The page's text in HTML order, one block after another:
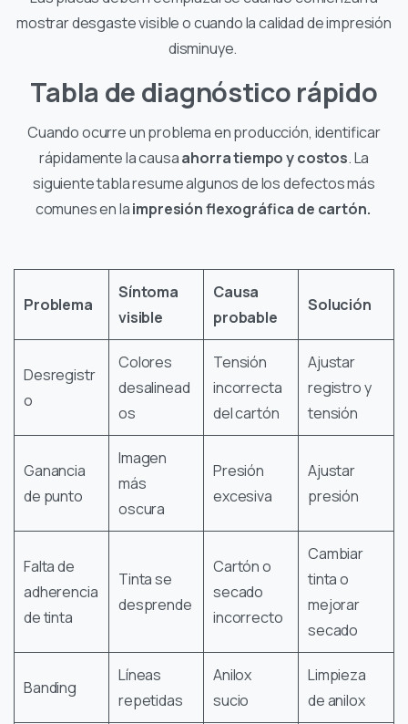
mostrar desgaste visible o cuando la calidad de impresión
disminuye.
Tabla de diagnóstico rápido
Cuando ocurre un problema en producción, identificar
rápidamente la causaahorra tiempo y costos. La
siguiente tabla resume algunos de los defectos más
comunes en laimpresión flexográfica de cartón.
Problema
Síntoma
visible
Causa
probable
Solución
Desregistr
o
Colores
desalinead
os
Tensión
incorrecta
del cartón
Ajustar
registro y
tensión
Ganancia
de punto
Imagen
más
oscura
Presión
excesiva
Ajustar
presión
Falta de
adherencia
de tinta
Tinta se
desprende
Cartón o
secado
incorrecto
Cambiar
tinta o
mejorar
secado
Banding
Líneas
repetidas
Anilox
sucio
Limpieza
de anilox